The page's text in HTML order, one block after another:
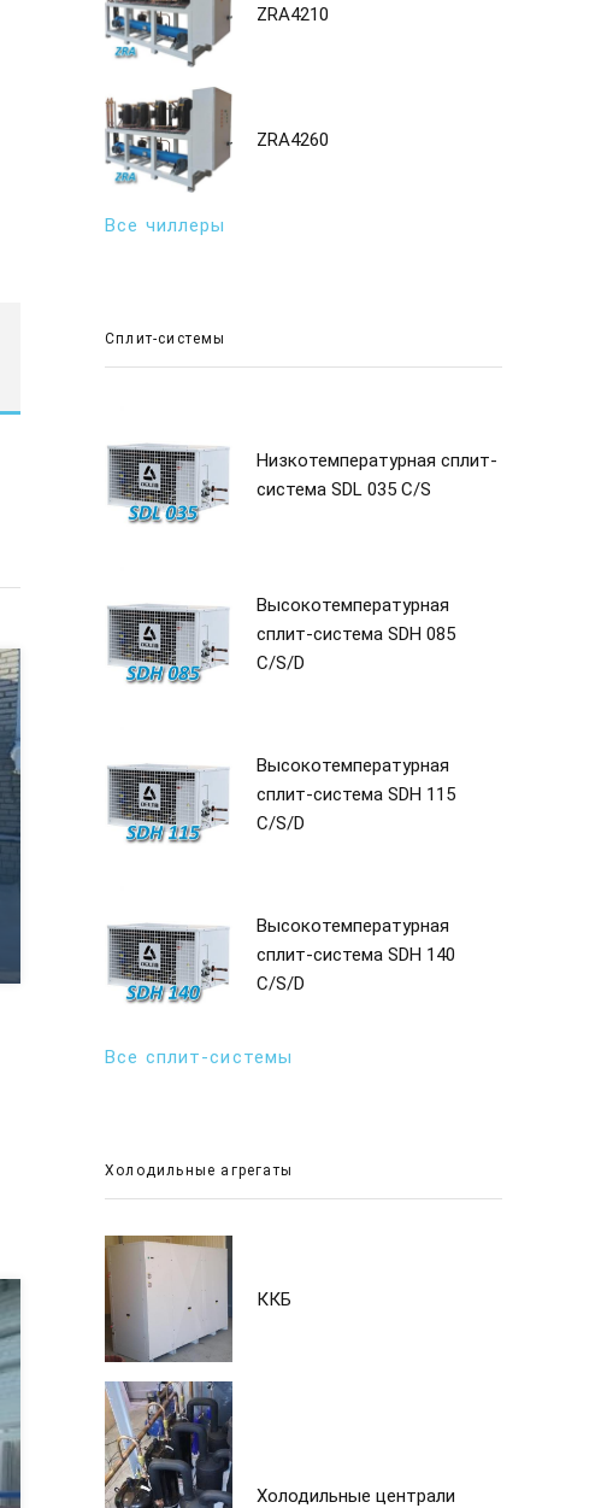
ZRA4210
ZRA4260
Все чиллеры
Сплит-системы
Низкотемпературная сплит-
система SDL 035 C/S
Высокотемпературная
сплит-система SDH 085
C/S/D
Высокотемпературная
сплит-система SDH 115
C/S/D
Высокотемпературная
сплит-система SDH 140
C/S/D
Все сплит-системы
Холодильные агрегаты
ККБ
Холодильные централи